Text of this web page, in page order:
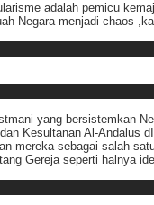
adalah pemicu
Negara menjadi chaos
yang bersistemkan
Kesultanan Al-Andalus
mereka sebagai salah
Gereja seperti halnya